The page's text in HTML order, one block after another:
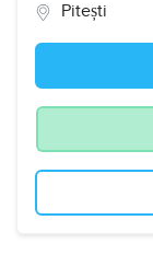
Pitești